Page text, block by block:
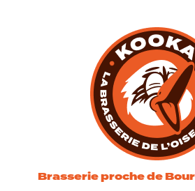
Brasserie proche de